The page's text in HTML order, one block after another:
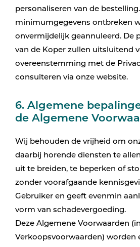
personaliseren van de
minimumgegevens ontbreken
onvermijdelijk geannuleerd. De
van de Koper zullen uitsluitend
overeenstemming met de
consulteren via onze website.
6. Algemene
de Algemene
Wij behouden de vrijheid om
daarbij horende diensten te
uit te breiden, te beperken of
zonder voorafgaande
Gebruiker en geeft evenmin
vorm van schadevergoeding.
Deze Algemene Voorwaarden
Verkoopsvoorwaarden) worden